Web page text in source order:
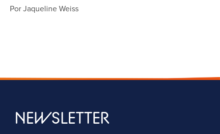
Por Jaqueline Weiss
NEWSLETTER